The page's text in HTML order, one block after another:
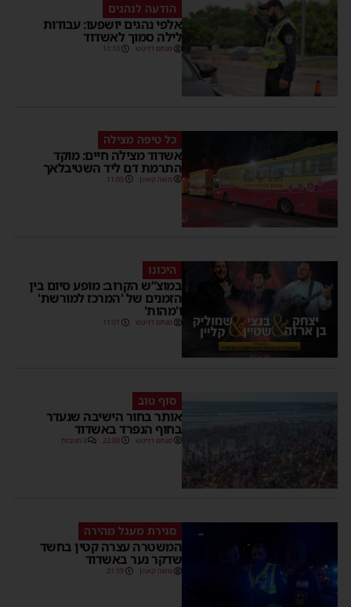
הודעה לנהגים
אלפי נהגים יושפעו: עבודות
לילה סמוך לאשדוד
מנחם דויטש 11:10
כל טיפה מצילה
אשדוד מצילה חיים: מוקד
התרמת דם ליד השטיבלאך
משה קאהן 11:05
היכונו
במוצ”ש הקרוב: מופע סיום בין
הזמנים של 'המרכז למורשת'
ו'מהות'
מנחם דויטש 11:01
סוף טוב
אותר בחור הישיבה שנעדר
בחוף הנפרד באשדוד
מנחם דויטש 22:08 3 תגובות
סגירת מעגל מהירה
המשטרה עצרה קטין בחשד
שדקר נער באשדוד
משה קאהן 21:59